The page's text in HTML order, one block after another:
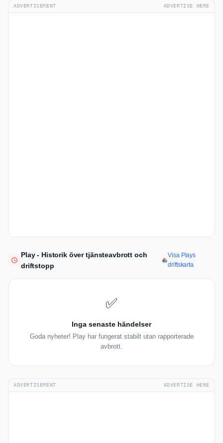
ADVERTISEMENT ADVERTISE HERE
Play - Historik över tjänsteavbrott och
driftstopp
Visa Plays
driftskarta
✅
Inga senaste händelser
Goda nyheter! Play har fungerat stabilt utan rapporterade
avbrott.
ADVERTISEMENT ADVERTISE HERE